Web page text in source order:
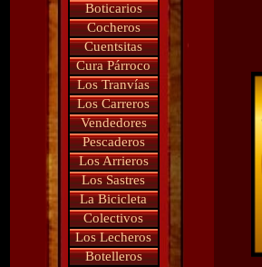
Boticarios
Cocheros
Cuentsitas
Cura Párroco
Los Tranvías
Los Carreros
Vendedores
Pescaderos
Los Arrieros
Los Sastres
La Bicicleta
Colectivos
Los Lecheros
Botelleros